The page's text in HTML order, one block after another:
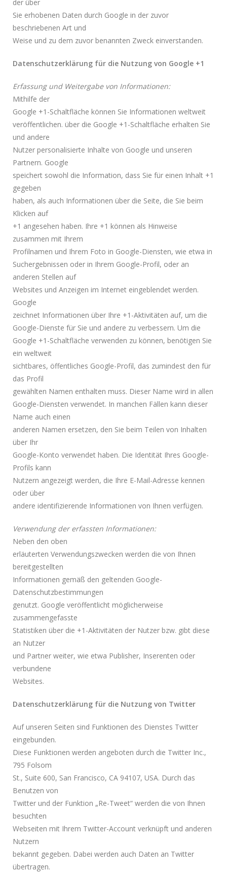
der über
Sie erhobenen Daten durch Google in der zuvor
beschriebenen Art und
Weise und zu dem zuvor benannten Zweck einverstanden.
Datenschutzerklärung für die Nutzung von Google +1
Erfassung und Weitergabe von Informationen:
Mithilfe der
Google +1-Schaltfläche können Sie Informationen weltweit
veröffentlichen. über die Google +1-Schaltfläche erhalten Sie
und andere
Nutzer personalisierte Inhalte von Google und unseren
Partnern. Google
speichert sowohl die Information, dass Sie für einen Inhalt +1
gegeben
haben, als auch Informationen über die Seite, die Sie beim
Klicken auf
+1 angesehen haben. Ihre +1 können als Hinweise
zusammen mit Ihrem
Profilnamen und Ihrem Foto in Google-Diensten, wie etwa in
Suchergebnissen oder in Ihrem Google-Profil, oder an
anderen Stellen auf
Websites und Anzeigen im Internet eingeblendet werden.
Google
zeichnet Informationen über Ihre +1-Aktivitäten auf, um die
Google-Dienste für Sie und andere zu verbessern. Um die
Google +1-Schaltfläche verwenden zu können, benötigen Sie
ein weltweit
sichtbares, öffentliches Google-Profil, das zumindest den für
das Profil
gewählten Namen enthalten muss. Dieser Name wird in allen
Google-Diensten verwendet. In manchen Fällen kann dieser
Name auch einen
anderen Namen ersetzen, den Sie beim Teilen von Inhalten
über Ihr
Google-Konto verwendet haben. Die Identität Ihres Google-
Profils kann
Nutzern angezeigt werden, die Ihre E-Mail-Adresse kennen
oder über
andere identifizierende Informationen von Ihnen verfügen.
Verwendung der erfassten Informationen:
Neben den oben
erläuterten Verwendungszwecken werden die von Ihnen
bereitgestellten
Informationen gemäß den geltenden Google-
Datenschutzbestimmungen
genutzt. Google veröffentlicht möglicherweise
zusammengefasste
Statistiken über die +1-Aktivitäten der Nutzer bzw. gibt diese
an Nutzer
und Partner weiter, wie etwa Publisher, Inserenten oder
verbundene
Websites.
Datenschutzerklärung für die Nutzung von Twitter
Auf unseren Seiten sind Funktionen des Dienstes Twitter
eingebunden.
Diese Funktionen werden angeboten durch die Twitter Inc.,
795 Folsom
St., Suite 600, San Francisco, CA 94107, USA. Durch das
Benutzen von
Twitter und der Funktion „Re-Tweet“ werden die von Ihnen
besuchten
Webseiten mit Ihrem Twitter-Account verknüpft und anderen
Nutzern
bekannt gegeben. Dabei werden auch Daten an Twitter
übertragen.